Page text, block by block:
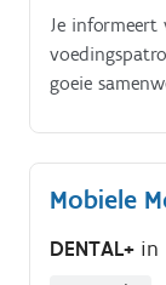
Je informeert
goeie
Mobiele
DENTAL+ in